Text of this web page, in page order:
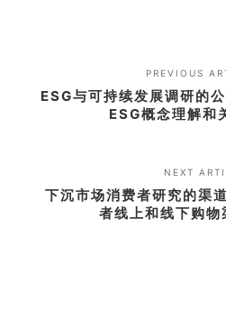
PREVIOUS
ESG与可持续发展调研的
ESG概念理解和
NEXT
下沉市场消费者研究的渠
者线上和线下购物